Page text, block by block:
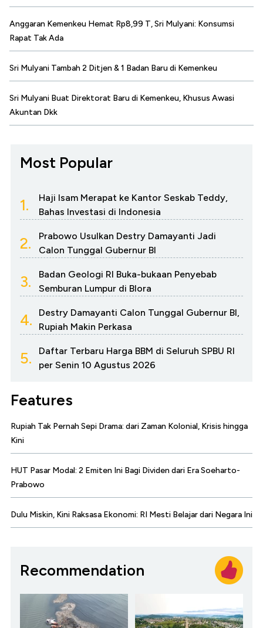
Anggaran Kemenkeu Hemat Rp8,99 T, Sri Mulyani: Konsumsi
Rapat Tak Ada
Sri Mulyani Tambah 2 Ditjen & 1 Badan Baru di Kemenkeu
Sri Mulyani Buat Direktorat Baru di Kemenkeu, Khusus Awasi
Akuntan Dkk
Most Popular
1.
Haji Isam Merapat ke Kantor Seskab Teddy,
Bahas Investasi di Indonesia
2.
Prabowo Usulkan Destry Damayanti Jadi
Calon Tunggal Gubernur BI
3.
Badan Geologi RI Buka-bukaan Penyebab
Semburan Lumpur di Blora
4.
Destry Damayanti Calon Tunggal Gubernur BI,
Rupiah Makin Perkasa
5.
Daftar Terbaru Harga BBM di Seluruh SPBU RI
per Senin 10 Agustus 2026
Features
Rupiah Tak Pernah Sepi Drama: dari Zaman Kolonial, Krisis hingga
Kini
HUT Pasar Modal: 2 Emiten Ini Bagi Dividen dari Era Soeharto-
Prabowo
Dulu Miskin, Kini Raksasa Ekonomi: RI Mesti Belajar dari Negara Ini
Recommendation